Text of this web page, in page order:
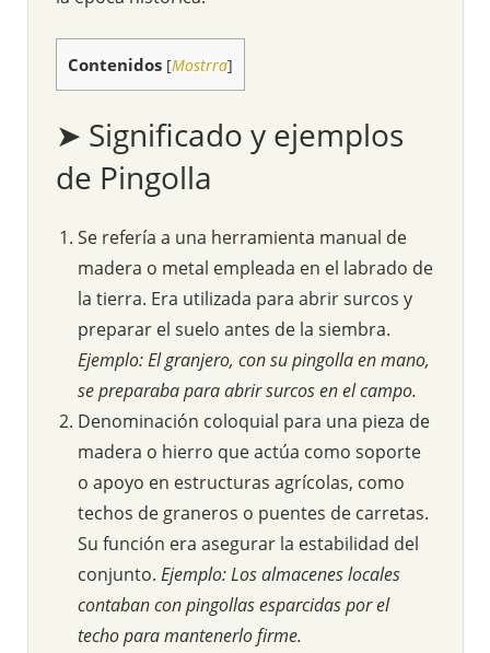
Contenidos [Mostrra]
➤ Significado y ejemplos
de Pingolla
Se refería a una herramienta manual de
madera o metal empleada en el labrado de
la tierra. Era utilizada para abrir surcos y
preparar el suelo antes de la siembra.
Ejemplo: El granjero, con su pingolla en mano,
se preparaba para abrir surcos en el campo.
Denominación coloquial para una pieza de
madera o hierro que actúa como soporte
o apoyo en estructuras agrícolas, como
techos de graneros o puentes de carretas.
Su función era asegurar la estabilidad del
conjunto. Ejemplo: Los almacenes locales
contaban con pingollas esparcidas por el
techo para mantenerlo firme.